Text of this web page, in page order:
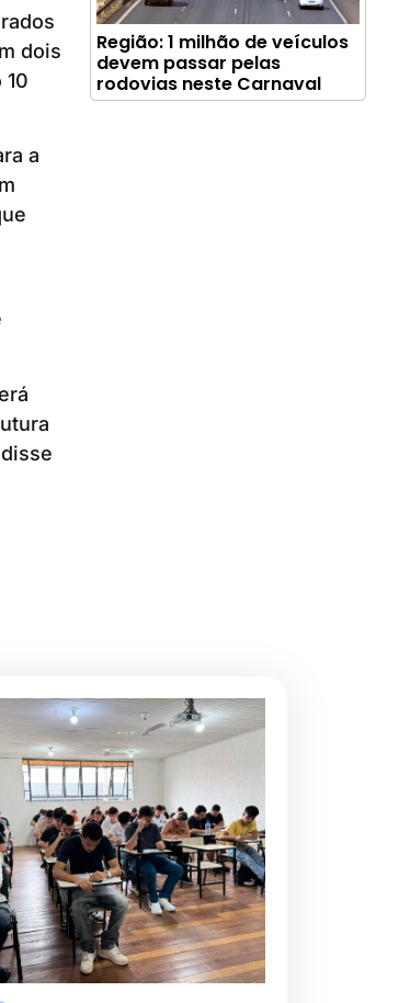
dois
a
Região: 1 milhão de veículos
devem passar pelas
rodovias neste Carnaval